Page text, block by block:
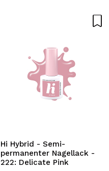
Hi Hybrid - Semi-
permanenter Nagellack -
222: Delicate Pink